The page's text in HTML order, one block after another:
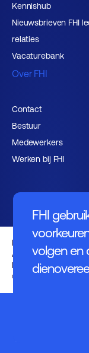
FHI
volgen en
Kennishub
Nieuwsbrieven FHI
relaties
Vacaturebank
Over FHI
Contact
Bestuur
Medewerkers
Werken bij FHI
Privacybeleid
Algemene
Disclaimer
© FHI 2026